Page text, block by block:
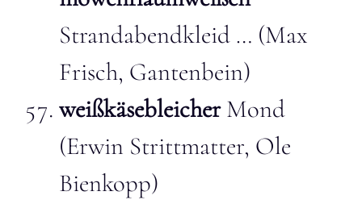
Strandabendkleid … (Max
Frisch, Gantenbein)
weißkäsebleicherMond
(Erwin Strittmatter, Ole
Bienkopp)